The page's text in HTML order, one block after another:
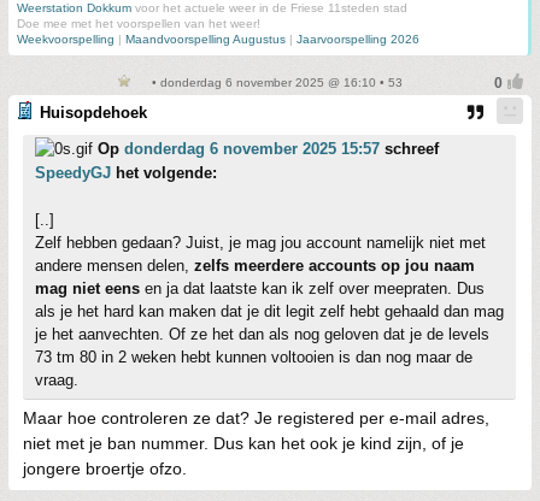
Weerstation Dokkum voor het actuele weer in de Friese 11steden stad
Doe mee met het voorspellen van het weer!
Weekvoorspelling | Maandvoorspelling Augustus | Jaarvoorspelling 2026
• donderdag 6 november 2025 @ 16:10 • 53
Huisopdehoek
Op donderdag 6 november 2025 15:57 schreef
SpeedyGJ het volgende:
[..]
Zelf hebben gedaan? Juist, je mag jou account namelijk niet met
andere mensen delen, zelfs meerdere accounts op jou naam
mag niet eens en ja dat laatste kan ik zelf over meepraten. Dus
als je het hard kan maken dat je dit legit zelf hebt gehaald dan mag
je het aanvechten. Of ze het dan als nog geloven dat je de levels
73 tm 80 in 2 weken hebt kunnen voltooien is dan nog maar de
vraag.
Maar hoe controleren ze dat? Je registered per e-mail adres,
niet met je ban nummer. Dus kan het ook je kind zijn, of je
jongere broertje ofzo.